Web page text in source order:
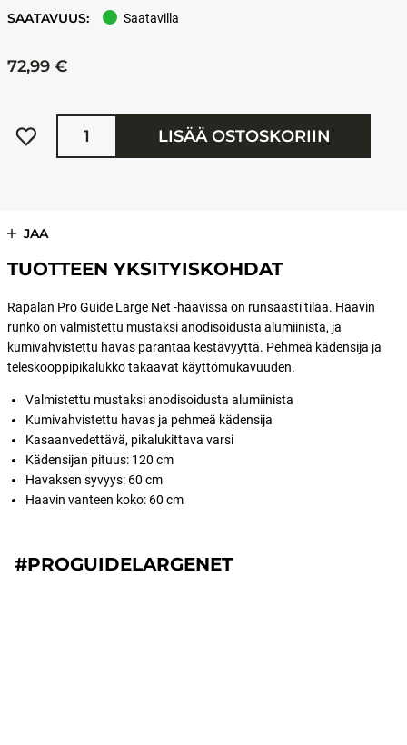
SAATAVUUS: Saatavilla
72,99 €
Määrä
LISÄÄ OSTOSKORIIN
JAA
TUOTTEEN YKSITYISKOHDAT
Rapalan Pro Guide Large Net -haavissa on runsaasti tilaa. Haavin
runko on valmistettu mustaksi anodisoidusta alumiinista, ja
kumivahvistettu havas parantaa kestävyyttä. Pehmeä kädensija ja
teleskooppipikalukko takaavat käyttömukavuuden.
Valmistettu mustaksi anodisoidusta alumiinista
Kumivahvistettu havas ja pehmeä kädensija
Kasaanvedettävä, pikalukittava varsi
Kädensijan pituus: 120 cm
Havaksen syvyys: 60 cm
Haavin vanteen koko: 60 cm
#PROGUIDELARGENET